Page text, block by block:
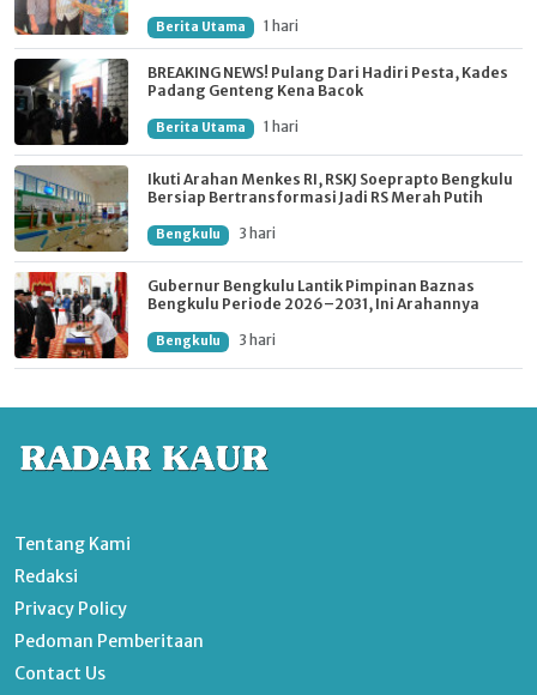
Berita Utama 1 hari
BREAKING NEWS! Pulang Dari Hadiri Pesta, Kades
Padang Genteng Kena Bacok
Berita Utama 1 hari
Ikuti Arahan Menkes RI, RSKJ Soeprapto Bengkulu
Bersiap Bertransformasi Jadi RS Merah Putih
Bengkulu 3 hari
Gubernur Bengkulu Lantik Pimpinan Baznas
Bengkulu Periode 2026–2031, Ini Arahannya
Bengkulu 3 hari
Tentang Kami
Redaksi
Privacy Policy
Pedoman Pemberitaan
Contact Us